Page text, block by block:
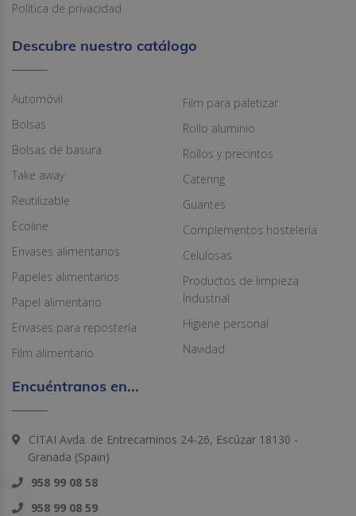
Política de privacidad
Descubre nuestro catálogo
Automóvil
Bolsas
Bolsas de basura
Take away
Reutilizable
Ecoline
Envases alimentarios
Papeles alimentarios
Papel alimentario
Envases para repostería
Film alimentario
Film para paletizar
Rollo aluminio
Rollos y precintos
Catering
Guantes
Complementos hostelería
Celulosas
Productos de limpieza
Industrial
Higiene personal
Navidad
Encuéntranos en...
CITAI Avda. de Entrecaminos 24-26, Escúzar 18130 -
Granada (Spain)
958 99 08 58
958 99 08 59